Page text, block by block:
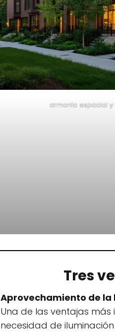
armonía espacial y
Tres
Aprovechamiento de la
Una de las ventajas
necesidad de